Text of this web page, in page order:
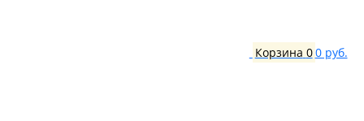
Корзина 00 руб.